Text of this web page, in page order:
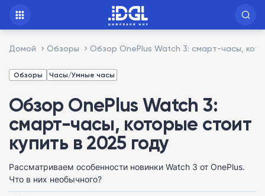
Домой Обзоры Обзор OnePlus Watch 3: смарт-часы,
Обзоры Часы/Умные часы
Обзор OnePlus Watch 3:
смарт-часы, которые стоит
купить в 2025 году
Рассматриваем особенности новинки Watch 3 от OnePlus.
Что в них необычного?